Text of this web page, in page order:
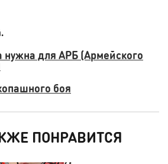
нужна для АРБ (Армейского
боя
ПОНРАВИТСЯ